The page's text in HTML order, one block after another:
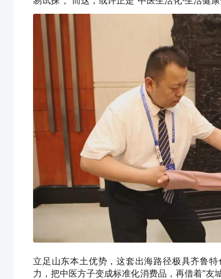
立足山东本土优势，这套出海路径极具齐鲁
力，把中医方子变成标准化消费品，再借着“